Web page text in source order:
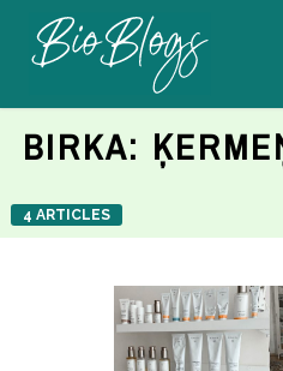
BIRKA:
4 ARTICLES